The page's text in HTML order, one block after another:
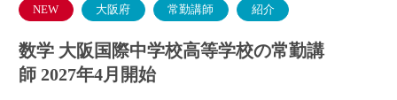
NEW 大阪府 常勤講師 紹介
数学 大阪国際中学校高等学校の常勤講
師 2027年4月開始